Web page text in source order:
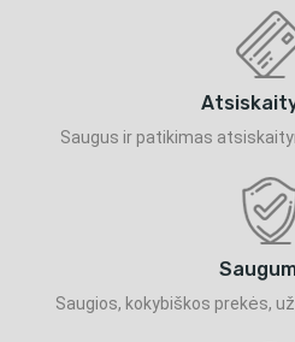
Saugus ir patikimas
Saugios, kokybiškos prekės,